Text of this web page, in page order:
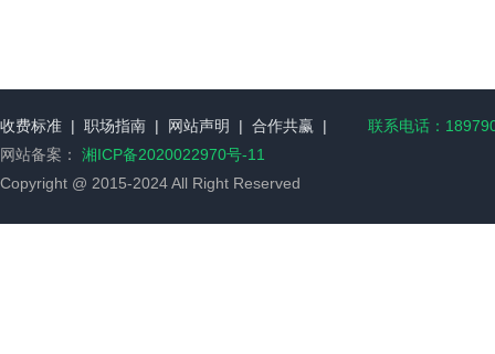
收费标准 | 职场指南 | 网站声明 | 合作共赢 |
联系电话：
网站备案： 湘ICP备2020022970号-11
Copyright @ 2015-2024 All Right Reserved